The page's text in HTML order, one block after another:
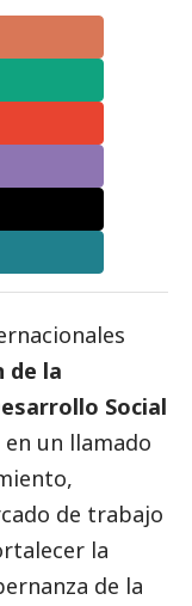
de la
Social
en un llamado
de trabajo
la
de la